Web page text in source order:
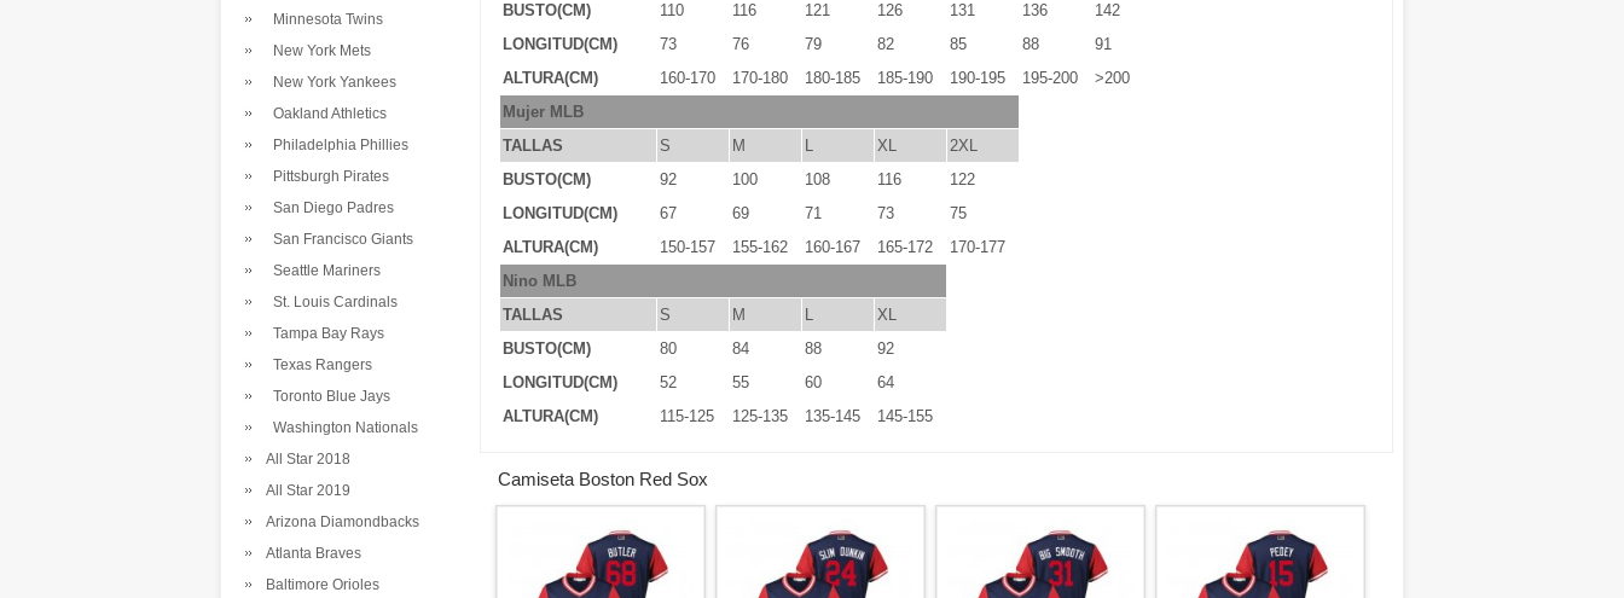
Minnesota Twins
New York Mets
New York Yankees
Oakland Athletics
Philadelphia Phillies
Pittsburgh Pirates
San Diego Padres
San Francisco Giants
Seattle Mariners
St. Louis Cardinals
Tampa Bay Rays
Texas Rangers
Toronto Blue Jays
Washington Nationals
All Star 2018
All Star 2019
Arizona Diamondbacks
Atlanta Braves
Baltimore Orioles
BUSTO(CM)
110 116 121 126 131 136
142
LONGITUD(CM)
73 76 79 82 85 88
91
ALTURA(CM)
160-170 170-180 180-185 185-190 190-195 195-200
>200
Mujer MLB
TALLAS
S M L XL
2XL
BUSTO(CM)
92 100 108 116
122
LONGITUD(CM)
67 69 71 73
75
ALTURA(CM)
150-157 155-162 160-167 165-172
170-177
Nino MLB
TALLAS
S M L
XL
BUSTO(CM)
80 84 88
92
LONGITUD(CM)
52 55 60
64
ALTURA(CM)
115-125 125-135 135-145 145-155
Camiseta Boston Red Sox